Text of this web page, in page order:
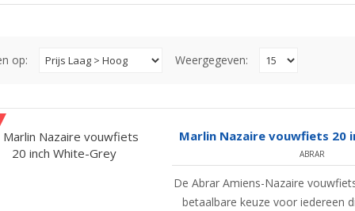
op: Weergegeven:
Marlin Nazaire vouwfiets 20
ABRAR
De Abrar Amiens-Nazaire
betaalbare keuze voor iedereen